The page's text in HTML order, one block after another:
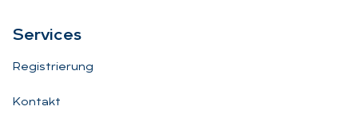
Ser­vices
Registrierung
Kontakt